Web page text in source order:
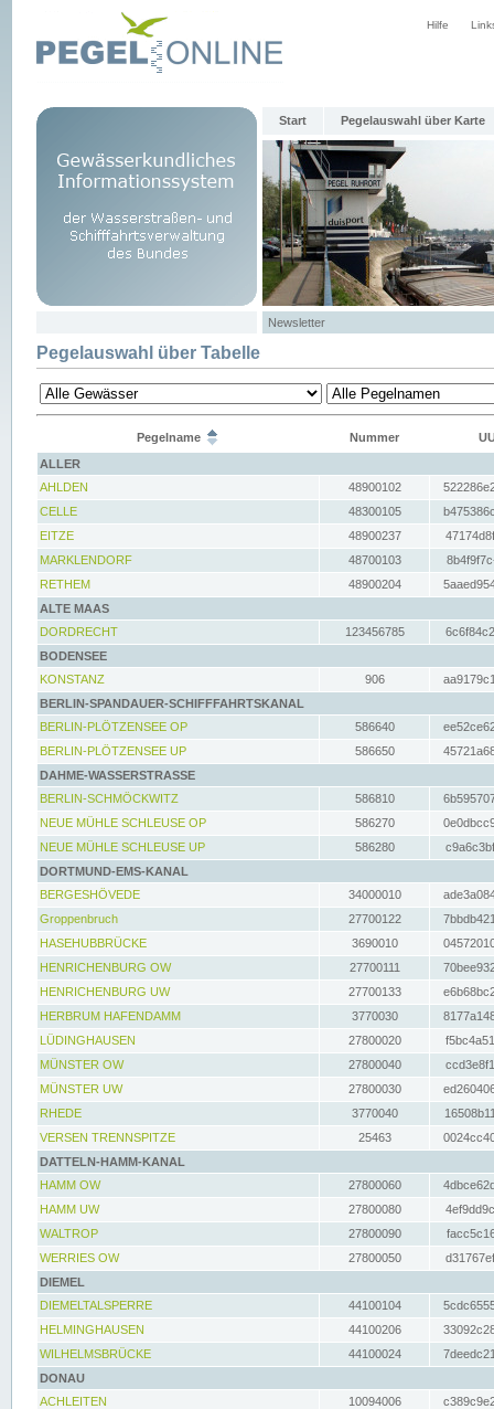
Hilfe
Start Pegelauswahl über Karte
Newsletter
Pegelauswahl über Tabelle
Pegelname Nummer
ALLER
AHLDEN
48900102
CELLE
48300105
EITZE
48900237
MARKLENDORF
48700103
RETHEM
48900204
ALTE MAAS
DORDRECHT
123456785
BODENSEE
KONSTANZ
906
BERLIN-SPANDAUER-SCHIFFFAHRTSKANAL
BERLIN-PLÖTZENSEE OP
586640
BERLIN-PLÖTZENSEE UP
586650
DAHME-WASSERSTRASSE
BERLIN-SCHMÖCKWITZ
586810
NEUE MÜHLE SCHLEUSE OP
586270
NEUE MÜHLE SCHLEUSE UP
586280
DORTMUND-EMS-KANAL
BERGESHÖVEDE
34000010
Groppenbruch
27700122
HASEHUBBRÜCKE
3690010
HENRICHENBURG OW
27700111
HENRICHENBURG UW
27700133
HERBRUM HAFENDAMM
3770030
LÜDINGHAUSEN
27800020
MÜNSTER OW
27800040
MÜNSTER UW
27800030
RHEDE
3770040
VERSEN TRENNSPITZE
25463
DATTELN-HAMM-KANAL
HAMM OW
27800060
HAMM UW
27800080
WALTROP
27800090
WERRIES OW
27800050
DIEMEL
DIEMELTALSPERRE
44100104
HELMINGHAUSEN
44100206
WILHELMSBRÜCKE
44100024
DONAU
ACHLEITEN
10094006